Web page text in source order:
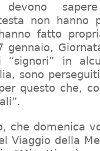
devono
non hanno
fatto
“signori” in
sono
questo che,
che domenica
Viaggio della